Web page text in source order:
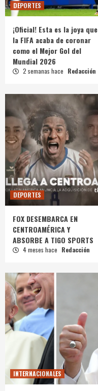
DEPORTES
¡Oficial! Esta es la joya que
la FIFA acaba de coronar
como el Mejor Gol del
Mundial 2026
2 semanas hace Redacción
DEPORTES
FOX DESEMBARCA EN
CENTROAMÉRICA Y
ABSORBE A TIGO SPORTS
4 meses hace Redacción
INTERNACIONALES